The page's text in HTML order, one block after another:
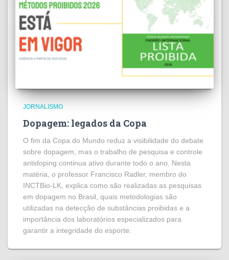
JORNALISMO
Dopagem: legados da Copa
O fim da Copa do Mundo reduz a visibilidade do debate
sobre dopagem, mas o trabalho de pesquisa e controle
antidoping continua ativo durante todo o ano. Nesta
matéria, o professor Francisco Radler, membro do
INCTBio-LK, explica como são realizadas as pesquisas
em dopagem no Brasil, quais metodologias são
utilizadas na detecção de substâncias proibidas e a
importância dos laboratórios especializados para
garantir a integridade do esporte.